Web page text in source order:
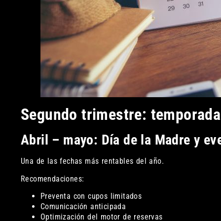
Segundo trimestre:
Abril – mayo: Día de la Madre y
Una de las fechas más rentables del año.
Recomendaciones:
Preventa con cupos limitados
Comunicación anticipada
Optimización del motor de reservas